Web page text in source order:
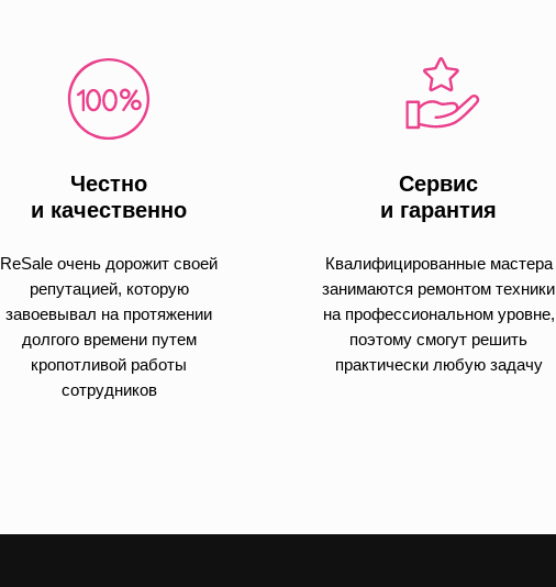
Честно
и качественно
ReSale очень дорожит своей
репутацией, которую
завоевывал на протяжении
долгого времени путем
кропотливой работы
сотрудников
Сервис
и гарантия
Квалифицированные мастера
занимаются ремонтом техники
на профессиональном уровне,
поэтому смогут решить
практически любую задачу